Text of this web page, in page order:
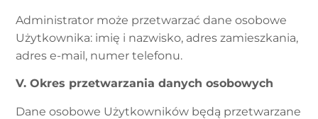
Administrator może przetwarzać dane osobowe
Użytkownika: imię i nazwisko, adres zamieszkania,
adres e-mail, numer telefonu.
V. Okres przetwarzania danych osobowych
Dane osobowe Użytkowników będą przetwarzane